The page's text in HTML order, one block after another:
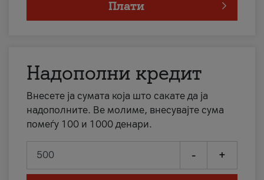
Плати
Надополни кредит
Внесете ја сумата која што сакате да ја
надополните. Ве молиме, внесувајте сума
помеѓу 100 и 1000 денари.
- +